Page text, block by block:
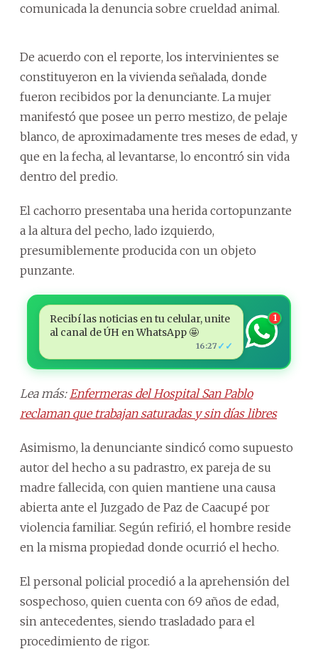
comunicada la denuncia sobre crueldad animal.
De acuerdo con el reporte, los intervinientes se
constituyeron en la vivienda señalada, donde
fueron recibidos por la denunciante. La mujer
manifestó que posee un perro mestizo, de pelaje
blanco, de aproximadamente tres meses de edad, y
que en la fecha, al levantarse, lo encontró sin vida
dentro del predio.
El cachorro presentaba una herida cortopunzante
a la altura del pecho, lado izquierdo,
presumiblemente producida con un objeto
punzante.
Recibí las noticias en tu celular, unite
al canal de ÚH en WhatsApp 🤩
16:27 ✓✓
1
Lea más: Enfermeras del Hospital San Pablo
reclaman que trabajan saturadas y sin días libres
Asimismo, la denunciante sindicó como supuesto
autor del hecho a su padrastro, ex pareja de su
madre fallecida, con quien mantiene una causa
abierta ante el Juzgado de Paz de Caacupé por
violencia familiar. Según refirió, el hombre reside
en la misma propiedad donde ocurrió el hecho.
El personal policial procedió a la aprehensión del
sospechoso, quien cuenta con 69 años de edad,
sin antecedentes, siendo trasladado para el
procedimiento de rigor.